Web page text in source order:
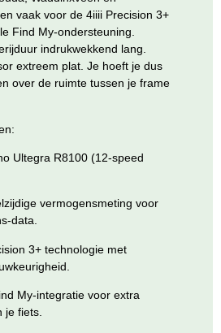
vaak voor de 4iiii Precision 3+
Find My-ondersteuning.
indrukwekkend lang.
extreem plat. Je hoeft je dus
over de ruimte tussen je frame
Ultegra R8100 (12-speed
vermogensmeting voor
data.
3+ technologie met
My-integratie voor extra
je fiets.